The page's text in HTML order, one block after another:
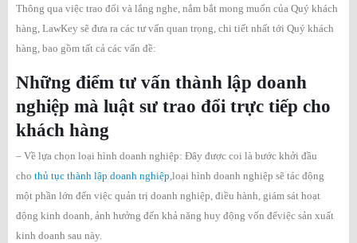
Thông qua việc trao đổi và lắng nghe, nắm bắt mong muốn của Quý khách
hàng, LawKey sẽ đưa ra các tư vấn quan trọng, chi tiết nhất tới Quý khách
hàng, bao gồm tất cả các vấn đề:
Những điểm tư vấn thành lập doanh
nghiệp mà luật sư trao đổi trực tiếp cho
khách hàng
– Về lựa chọn loại hình doanh nghiệp: Đây được coi là bước khởi đầu
cho thủ tục thành lập doanh nghiệp loại hình doanh nghiệp sẽ tác động
một phần lớn đến việc quản trị doanh nghiệp, điều hành, giám sát hoạt
động kinh doanh, ảnh hưởng đến khả năng huy động vốn đểviệc sản xuất
kinh doanh sau này.